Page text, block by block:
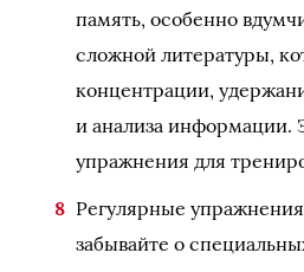
память, особенно
сложной литературы,
концентрации,
и анализа информации.
упражнения для
Регулярные
забывайте о